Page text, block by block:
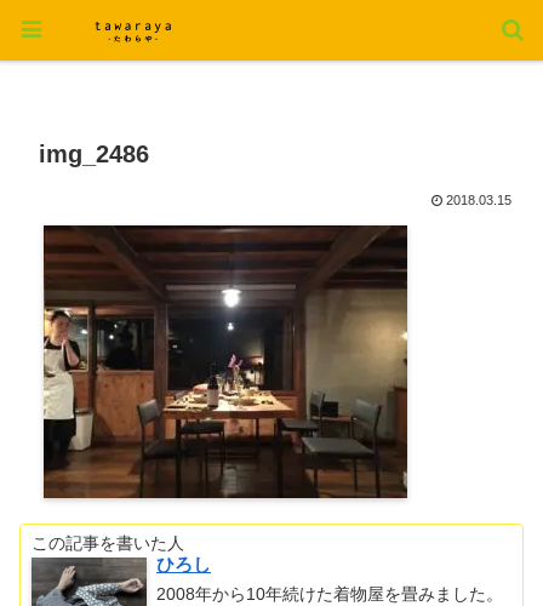
img_2486
2018.03.15
この記事を書いた人
ひろし
2008年から10年続けた着物屋を畳みました。